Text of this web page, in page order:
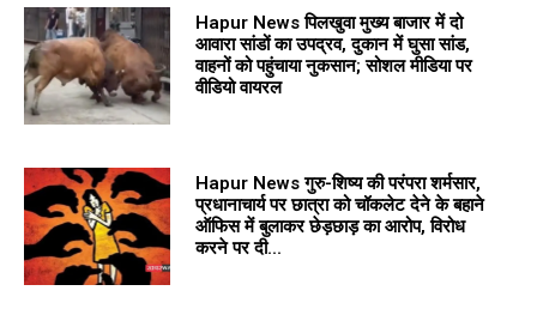
Hapur News पिलखुवा मुख्य बाजार में दो
आवारा सांडों का उपद्रव, दुकान में घुसा सांड,
वाहनों को पहुंचाया नुकसान; सोशल मीडिया पर
वीडियो वायरल
Hapur News गुरु-शिष्य की परंपरा शर्मसार,
प्रधानाचार्य पर छात्रा को चॉकलेट देने के बहाने
ऑफिस में बुलाकर छेड़छाड़ का आरोप, विरोध
करने पर दी...